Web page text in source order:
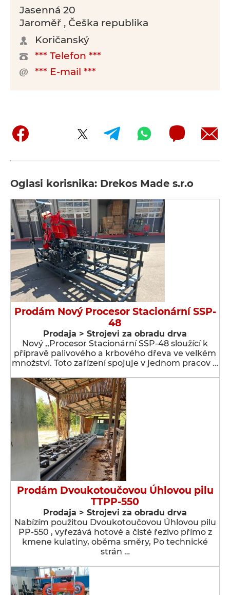
Jasenná 20
Jaroměř , Češka republika
Koričanský
*** Telefon ***
*** E-mail ***
Oglasi korisnika: Drekos Made s.r.o
Prodám Nový Procesor Stacionární SSP-
48
Prodaja > Strojevi za obradu drva
Nový ,,Procesor Stacionární SSP-48 sloužící k
přípravě palivového a krbového dřeva ve velkém
množství. Toto zařízení spojuje v jednom pracov …
Prodám Dvoukotoučovou Úhlovou pilu
TTPP-550
Prodaja > Strojevi za obradu drva
Nabízím použitou Dvoukotoučovou Úhlovou pilu
PP-550 , vyřezává hotové a čisté řezivo přímo z
kmene kulatiny, oběma směry, Po technické
strán …